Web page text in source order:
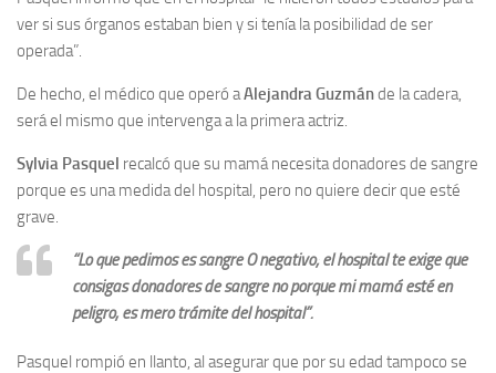
ver si sus órganos estaban bien y si tenía la posibilidad de ser
operada”.
De hecho, el médico que operó aAlejandra Guzmánde la cadera,
será el mismo que intervenga a la primera actriz.
Sylvia Pasquel recalcó que su mamá necesita donadores de sangre
porque es una medida del hospital, pero no quiere decir que esté
grave.
“Lo que pedimos es sangre O negativo; el hospital te exige que
consigas donadores de sangre no porque mi mamá esté en
peligro, es mero trámite del hospital”.
Pasquel rompió en llanto, al asegurar que por su edad tampoco se